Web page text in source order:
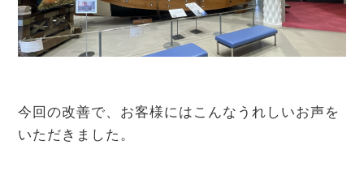
今回の改善で、お客様にはこんなうれしいお声を
いただきました。